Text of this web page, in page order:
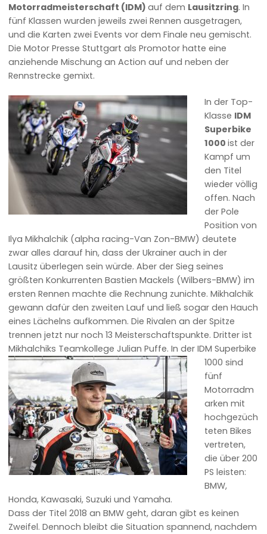
Motorradmeisterschaft (IDM)auf dem Lausitzring. In
fünf Klassen wurden jeweils zwei Rennen ausgetragen,
und die Karten zwei Events vor dem Finale neu gemischt.
Die Motor Presse Stuttgart als Promotor hatte eine
anziehende Mischung an Action auf und neben der
Rennstrecke gemixt.
In der Top-
Klasse IDM
Superbike
1000ist der
Kampf um
den Titel
wieder völlig
offen. Nach
der Pole
Position von
Ilya Mikhalchik (alpha racing-Van Zon-BMW) deutete
zwar alles darauf hin, dass der Ukrainer auch in der
Lausitz überlegen sein würde. Aber der Sieg seines
größten Konkurrenten Bastien Mackels (Wilbers-BMW) im
ersten Rennen machte die Rechnung zunichte. Mikhalchik
gewann dafür den zweiten Lauf und ließ sogar den Hauch
eines Lächelns aufkommen. Die Rivalen an der Spitze
trennen jetzt nur noch 13 Meisterschaftspunkte. Dritter ist
Mikhalchiks Teamkollege Julian Puffe.In der IDM Superbike
1000 sind
fünf
Motorradm
arken mit
hochgezüch
teten Bikes
vertreten,
die über 200
PS leisten:
BMW,
Honda, Kawasaki, Suzuki und Yamaha.
Dass der Titel 2018 an BMW geht, daran gibt es keinen
Zweifel. Dennoch bleibt die Situation spannend, nachdem